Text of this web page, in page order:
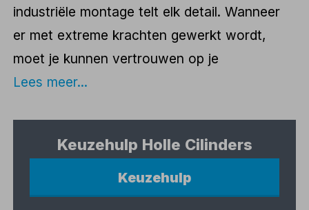
industriële montage telt elk detail. Wanneer
er met extreme krachten gewerkt wordt,
moet je kunnen vertrouwen op je
Lees meer...
Keuzehulp Holle Cilinders
Keuzehulp